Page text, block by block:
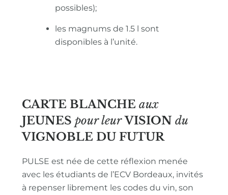
possibles);
les magnums de 1.5 l sont
disponibles à l’unité.
CARTE BLANCHE aux
JEUNES pour leur VISION du
VIGNOBLE DU FUTUR
PULSE est née de cette réflexion menée
avec les étudiants de l’ECV Bordeaux, invités
à repenser librement les codes du vin, son